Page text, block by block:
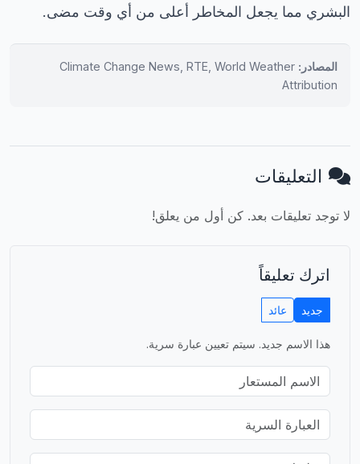
البشري مما يجعل المخاطر أعلى من أي وقت مضى.
المصادر: Climate Change News, RTE, World Weather
Attribution
التعليقات
لا توجد تعليقات بعد. كن أول من يعلق!
اترك تعليقاً
جديد عائد
هذا الاسم جديد. سيتم تعيين عبارة سرية.